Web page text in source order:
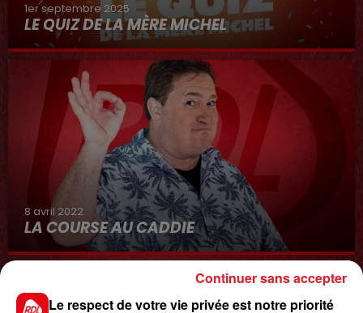
1er septembre 2025
LE QUIZ DE LA MÈRE MICHEL
8 avril 2022
LA COURSE AU CADDIE
Le respect de votre vie privée est notre priorité
Continuer sans accepter